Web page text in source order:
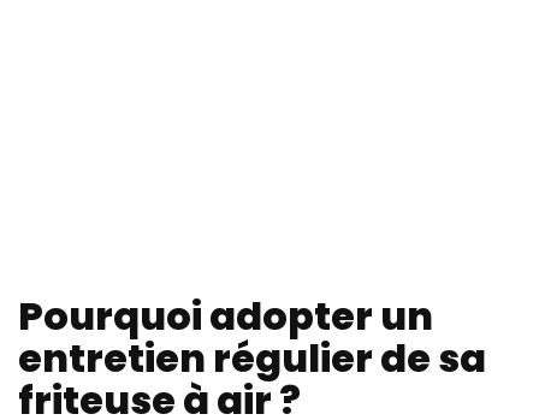
Pourquoi adopter un
entretien régulier de sa
friteuse à air ?